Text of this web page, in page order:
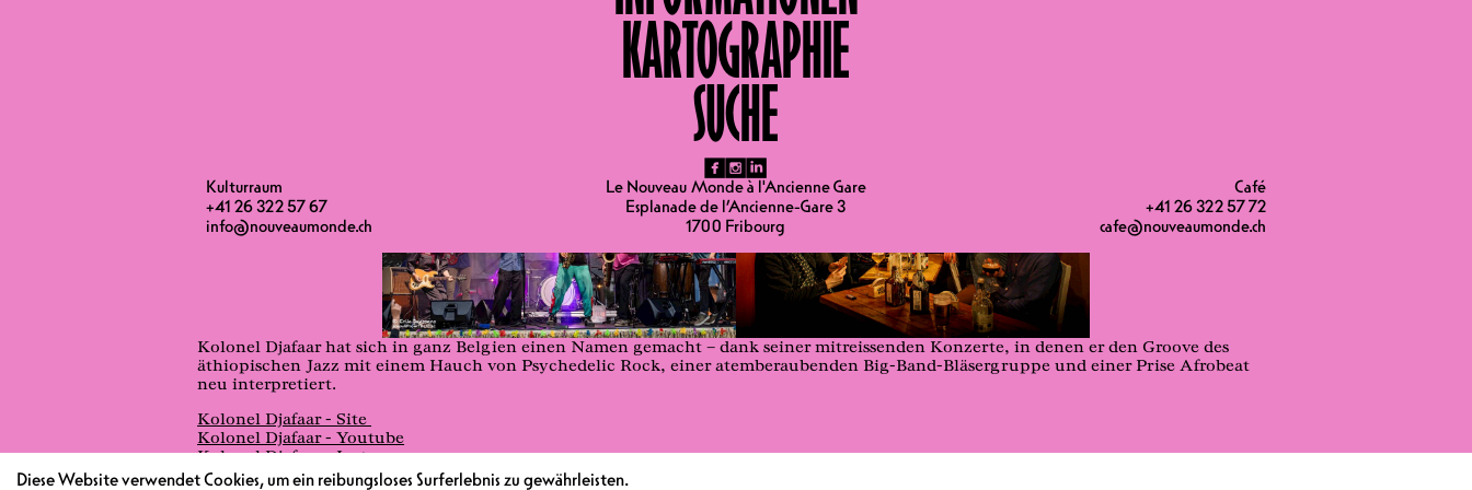
KARTOGRAPHIE
SUCHE
fb ig li
Kulturraum
+41 26 322 57 67
info@nouveaumonde.ch
Le Nouveau Monde à l'Ancienne Gare
Esplanade de l’Ancienne-Gare 3
1700 Fribourg
Café
+41 26 322 57 72
cafe@nouveaumonde.ch
Jazz
Kolonel Djafaar hat sich in ganz Belgien einen Namen gemacht – dank seiner mitreissenden Konzerte, in denen er den Groove des
äthiopischen Jazz mit einem Hauch von Psychedelic Rock, einer atemberaubenden Big-Band-Bläsergruppe und einer Prise Afrobeat
neu interpretiert.
Kolonel Djafaar - Site
Kolonel Djafaar - Youtube
Kolonel Djafaar - Instagram
Kolonel Djafaar - Facebook
Diese Website verwendet Cookies, um ein reibungsloses Surferlebnis zu gewährleisten.